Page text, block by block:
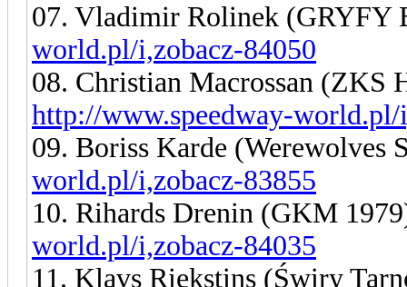
07. Vladimir Rolinek (GRYFY
world.pl/i,zobacz-84050
08. Christian Macrossan (ZKS
http://www.speedway-world.pl/
09. Boriss Karde (Werewolves
world.pl/i,zobacz-83855
10. Rihards Drenin (GKM
world.pl/i,zobacz-84035
11. Klavs Riekstins (Świry